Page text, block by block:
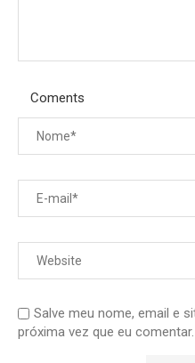
Coments
Salve meu nome, email e
próxima vez que eu comentar.